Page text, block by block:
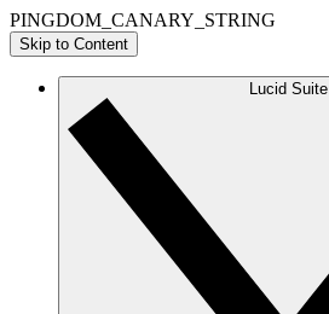
PINGDOM_CANARY_STRING
Skip to Content
Lucid Suite